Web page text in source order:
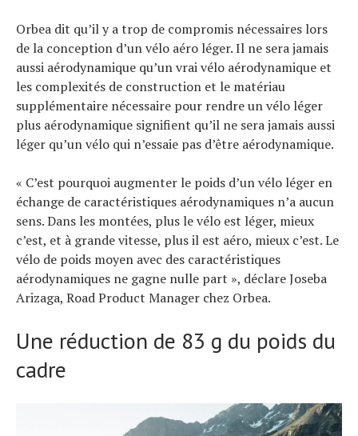
Orbea dit qu’il y a trop de compromis nécessaires lors
de la conception d’un vélo aéro léger. Il ne sera jamais
aussi aérodynamique qu’un vrai vélo aérodynamique et
les complexités de construction et le matériau
supplémentaire nécessaire pour rendre un vélo léger
plus aérodynamique signifient qu’il ne sera jamais aussi
léger qu’un vélo qui n’essaie pas d’être aérodynamique.
« C’est pourquoi augmenter le poids d’un vélo léger en
échange de caractéristiques aérodynamiques n’a aucun
sens. Dans les montées, plus le vélo est léger, mieux
c’est, et à grande vitesse, plus il est aéro, mieux c’est. Le
vélo de poids moyen avec des caractéristiques
aérodynamiques ne gagne nulle part », déclare Joseba
Arizaga, Road Product Manager chez Orbea.
Une réduction de 83 g du poids du
cadre
Technologies
Tests de produits
Conseils